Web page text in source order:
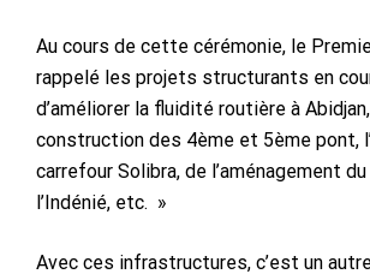
Au cours de cette cérémonie, le
rappelé les projets structurants en
d’améliorer la fluidité routière à
construction des 4ème et 5ème pont,
carrefour Solibra, de l’aménagement
l’Indénié, etc. »
Avec ces infrastructures, c’est un